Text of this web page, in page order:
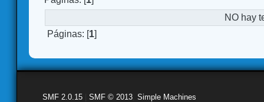
NO hay
Páginas: [1]
SMF 2.0.15 SMF © 2013 Simple Machines